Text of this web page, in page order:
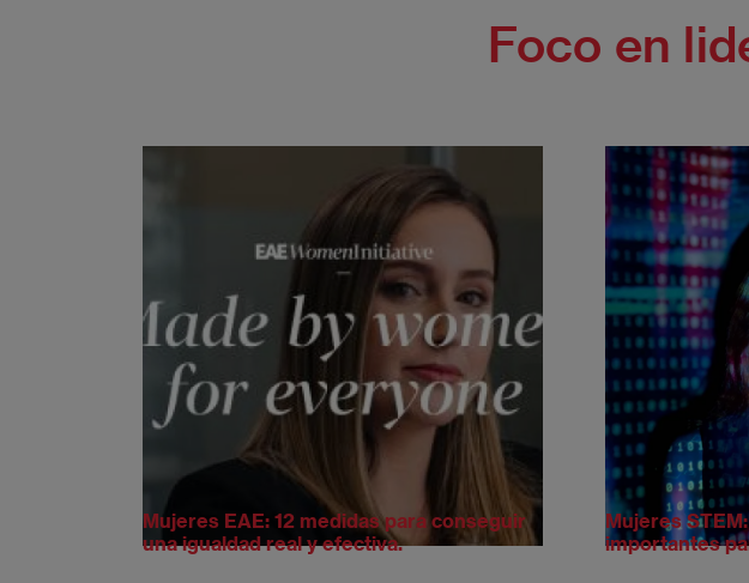
Foco en
Mujeres EAE: 12 medidas para conseguir
una igualdad real y efectiva.
Mujeres
importantes